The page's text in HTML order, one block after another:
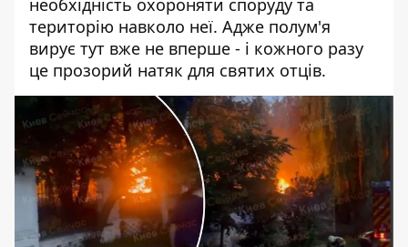
необхідність охороняти споруду та
територію навколо неї. Адже полум'я
вирує тут вже не вперше - і кожного разу
це прозорий натяк для святих отців.